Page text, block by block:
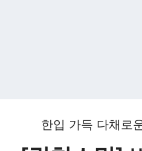
한입 가득 다채로